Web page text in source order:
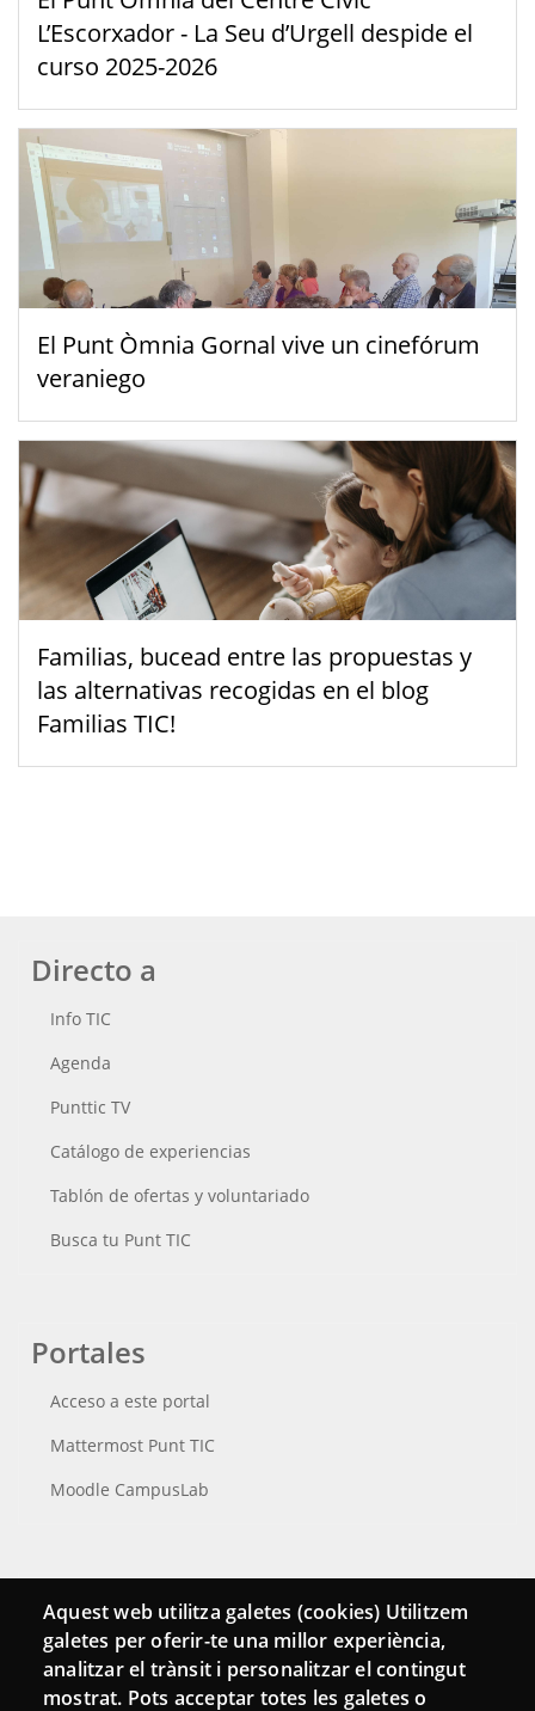
L’Escorxador - La Seu d’Urgell despide el
curso 2025-2026
El Punt Òmnia Gornal vive un cinefórum
veraniego
Familias, bucead entre las propuestas y
las alternativas recogidas en el blog
Familias TIC!
Directo a
Info TIC
Agenda
Punttic TV
Catálogo de experiencias
Tablón de ofertas y voluntariado
Busca tu Punt TIC
Portales
Acceso a este portal
Mattermost Punt TIC
Moodle CampusLab
Conecta
Contacto
Hemeroteca
Aquest web utilitza galetes (cookies) Utilitzem
galetes per oferir-te una millor experiència,
analitzar el trànsit i personalitzar el contingut
mostrat. Pots acceptar totes les galetes o